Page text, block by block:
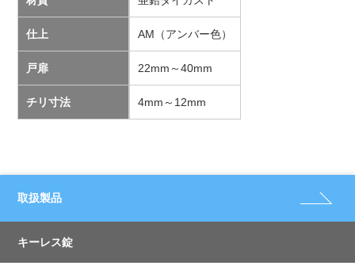
仕上 AM（アンバー色）
戸扉 22mm～40mm
チリ寸法 4mm～12mm
取扱製品
キーレス錠